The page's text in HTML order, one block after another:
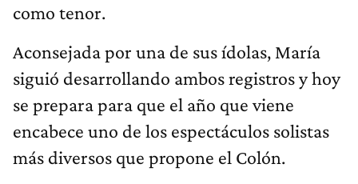
como tenor.
Aconsejada por una de sus ídolas, María
siguió desarrollando ambos registros y hoy
se prepara para que el año que viene
encabece uno de los espectáculos solistas
más diversos que propone el Colón.